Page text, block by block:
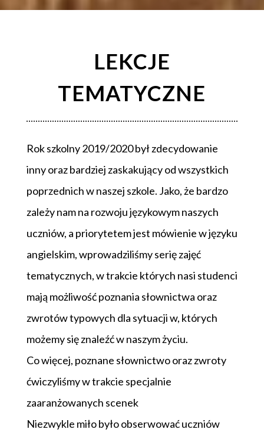
LEKCJE
TEMATYCZNE
Rok szkolny 2019/2020 był zdecydowanie
inny oraz bardziej zaskakujący od wszystkich
poprzednich w naszej szkole. Jako, że bardzo
zależy nam na rozwoju językowym naszych
uczniów, a priorytetem jest mówienie w języku
angielskim, wprowadziliśmy serię zajęć
tematycznych, w trakcie których nasi studenci
mają możliwość poznania słownictwa oraz
zwrotów typowych dla sytuacji w, których
możemy się znaleźć w naszym życiu.
Co więcej, poznane słownictwo oraz zwroty
ćwiczyliśmy w trakcie specjalnie
zaaranżowanych scenek
Niezwykle miło było obserwować uczniów